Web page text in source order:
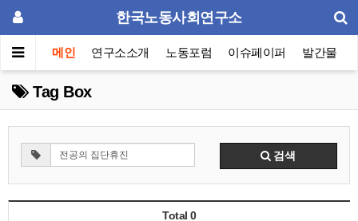
한국노동사회연구소
메인 연구소소개 노동포럼 이슈페이퍼 발간물
Tag Box
검색
Total 0